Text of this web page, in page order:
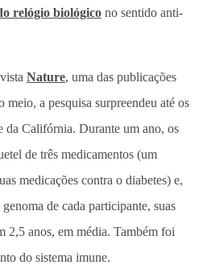
relógio biológico no sentido anti-
Nature, uma das publicações
meio, a pesquisa surpreendeu até os
da Califórnia. Durante um ano, os
de três medicamentos (um
medicações contra o diabetes) e,
de cada participante, suas
2,5 anos, em média. Também foi
do sistema imune.